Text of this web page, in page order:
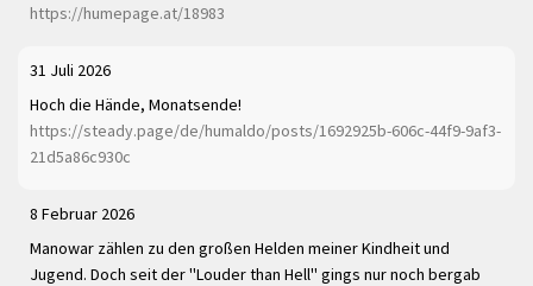
https://humepage.at/18983
31 Juli 2026
Hoch die Hände, Monatsende!
https://steady.page/de/humaldo/posts/1692925b-606c-44f9-9af3-
21d5a86c930c
8 Februar 2026
Manowar zählen zu den großen Helden meiner Kindheit und
Jugend. Doch seit der "Louder than Hell" gings nur noch bergab